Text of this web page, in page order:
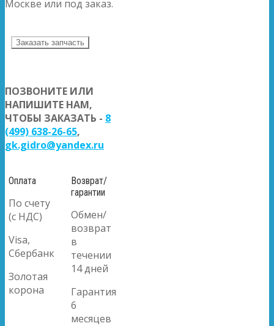
Москве или под заказ.
Заказать запчасть
ПОЗВОНИТЕ ИЛИ
НАПИШИТЕ НАМ,
ЧТОБЫ ЗАКАЗАТЬ - 8
(499) 638-26-65,
gk.gidro@yandex.ru
Оплата
По счету
(с НДС)
Visa,
Сбербанк
Золотая
корона
Возврат/
гарантии
Обмен/
возврат
в
течении
14 дней
Гарантия
6
месяцев